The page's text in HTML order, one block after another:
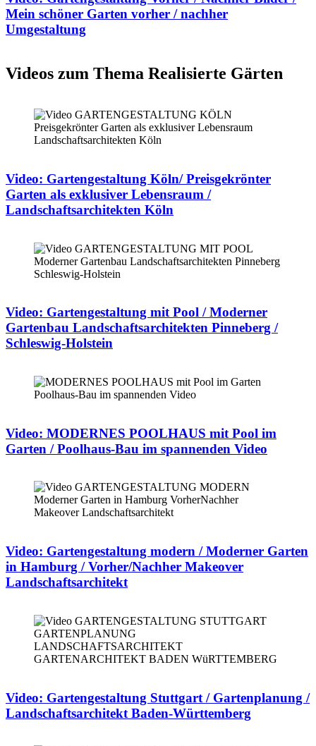
Mein schöner Garten vorher / nachher
Umgestaltung
Videos zum Thema Realisierte Gärten
Video: Gartengestaltung Köln/ Preisgekrönter
Garten als exklusiver Lebensraum /
Landschaftsarchitekten Köln
Video: Gartengestaltung mit Pool / Moderner
Gartenbau Landschaftsarchitekten Pinneberg /
Schleswig-Holstein
Video: MODERNES POOLHAUS mit Pool im
Garten / Poolhaus-Bau im spannenden Video
Video: Gartengestaltung modern / Moderner Garten
in Hamburg / Vorher/Nachher Makeover
Landschaftsarchitekt
Video: Gartengestaltung Stuttgart / Gartenplanung /
Landschaftsarchitekt Baden-Württemberg